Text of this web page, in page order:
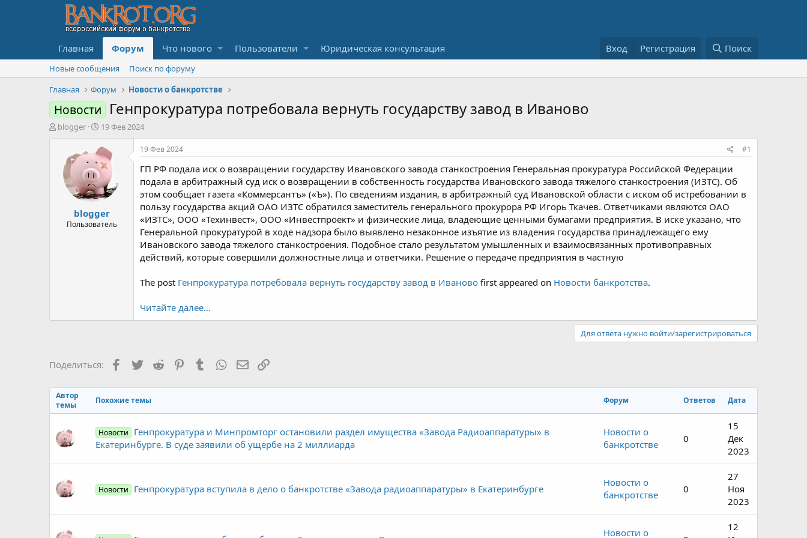
Главная Форум Что нового Пользователи Юридическая консультация Вход Регистрация Поиск
Новые сообщения
Поиск по форуму
Главная
Форум Новости о банкротстве
Новости Генпрокуратура потребовала вернуть государству завод в Иваново
А
blogger
Д
т
а
н
а
ч
а
л
а
19 Фев 2024
blogger
Пользователь
19 Фев 2024 #1
ГП РФ подала иск о возвращении государству Ивановского завода станкостроения Генеральная прокуратура Российской Федерации
подала в арбитражный суд иск о возвращении в собственность государства Ивановского завода тяжелого станкостроения (ИЗТС). Об
этом сообщает газета «Коммерсантъ» («Ъ»). По сведениям издания, в арбитражный суд Ивановской области с иском об истребовании в
пользу государства акций ОАО ИЗТС обратился заместитель генерального прокурора РФ Игорь Ткачев. Ответчиками являются ОАО
«ИЗТС», ООО «Техинвест», ООО «Инвестпроект» и физические лица, владеющие ценными бумагами предприятия. В иске указано, что
Генеральной прокуратурой в ходе надзора было выявлено незаконное изъятие из владения государства принадлежащего ему
Ивановского завода тяжелого станкостроения. Подобное стало результатом умышленных и взаимосвязанных противоправных
действий, которые совершили должностные лица и ответчики. Решение о передаче предприятия в частную
The post Генпрокуратура потребовала вернуть государству завод в Иваново first appeared on Новости банкротства.
Читайте далее...
Для ответа нужно войти/зарегистрироваться
Поделиться: Facebook
TwitterReddit PinterestTumblrWhatsAppЭлектронная почта
Ссылка
Автор
темы
Похожие темы Форум Ответов Дата
Новости
Генпрокуратура и Минпромторг остановили раздел имущества «Завода Радиоаппаратуры» в
Екатеринбурге. В суде заявили об ущербе на 2 миллиарда
Новости о
банкротстве
0
15
Дек
2023
Новости Генпрокуратура вступила в дело о банкротстве «Завода радиоаппаратуры» в Екатеринбурге
Новости о
банкротстве
0
27
Ноя
2023
Новости о
12